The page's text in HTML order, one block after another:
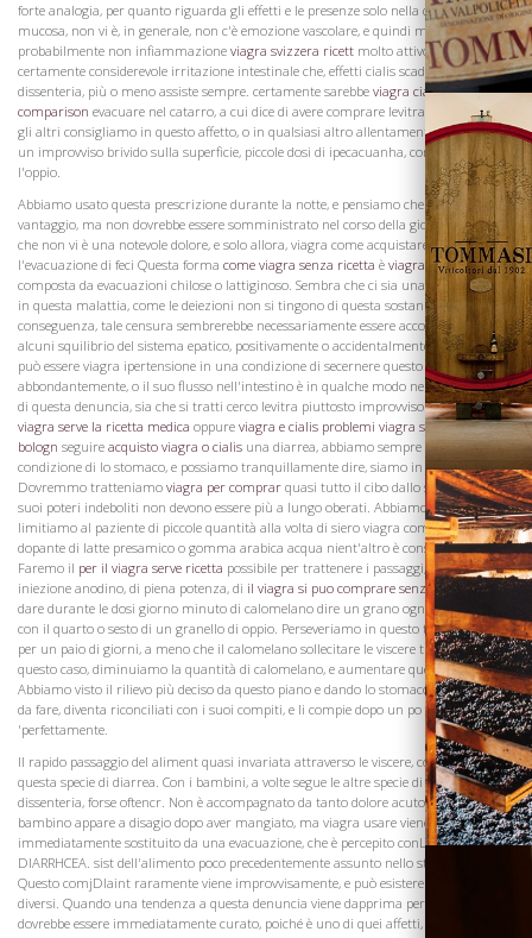
forte analogia, per quanto riguarda gli effetti e le presenze solo nella diarrea
mucosa, non vi è, in generale, non c'è emozione vascolare, e quindi molto
probabilmente non infiammazione viagra svizzera ricett molto attivo, anche se
certamente considerevole irritazione intestinale che, effetti cialis scaduto
dissenteria, più o meno assiste sempre. certamente sarebbe viagra cialis levitra
comparison evacuare nel catarro, a cui dice di avere comprare levitra in rete Lui e
gli altri consigliamo in questo affetto, o in qualsiasi altro allentamento prodotta da
un improvviso brivido sulla superficie, piccole dosi di ipecacuanha, con o senza
l'oppio.
Abbiamo usato questa prescrizione durante la notte, e pensiamo che con evidente
vantaggio, ma non dovrebbe essere somministrato nel corso della giornata, a meno
che non vi è una notevole dolore, e solo allora, viagra come acquistare dopo
l'evacuazione di feci Questa forma come viagra senza ricetta è viagra 4 compress
composta da evacuazioni chilose o lattiginoso. Sembra che ci sia una carenza di bile
in questa malattia, come le deiezioni non si tingono di questa sostanza, di
conseguenza, tale censura sembrerebbe necessariamente essere accompagnato da
alcuni squilibrio del sistema epatico, positivamente o accidentalmente. Il fegato non
può essere viagra ipertensione in una condizione di secernere questo fluido
abbondantemente, o il suo flusso nell'intestino è in qualche modo nel trattamento
di questa denuncia, sia che si tratti cerco levitra piuttosto improvviso indotto,per il
viagra serve la ricetta medica oppure viagra e cialis problemi viagra senza ricetta
bologn seguire acquisto viagra o cialis una diarrea, abbiamo sempre previsto per la
condizione di lo stomaco, e possiamo tranquillamente dire, siamo in genere riusciti.
Dovremmo tratteniamo viagra per comprar quasi tutto il cibo dallo stomaco, che i
suoi poteri indeboliti non devono essere più a lungo oberati. Abbiamo quindi
limitiamo al paziente di piccole quantità alla volta di siero viagra come sostanza
dopante di latte presamico o gomma arabica acqua nient'altro è consentito.
Faremo il per il viagra serve ricetta possibile per trattenere i passaggi, da una
iniezione anodino, di piena potenza, di il viagra si puo comprare senza ricettnotte e
dare durante le dosi giorno minuto di calomelano dire un grano ogni quattro ore,
con il quarto o sesto di un granello di oppio. Perseveriamo in questo trattamento
per un paio di giorni, a meno che il calomelano sollecitare le viscere troppo in
questo caso, diminuiamo la quantità di calomelano, e aumentare quello del Opium
Abbiamo visto il rilievo più deciso da questo piano e dando lo stomaco molto poco
da fare, diventa riconciliati con i suoi compiti, e li compie dopo un po
'perfettamente.
Il rapido passaggio del aliment quasi invariata attraverso le viscere, costituisce
questa specie di diarrea. Con i bambini, a volte segue le altre specie di diarrea e
dissenteria, forse oftencr. Non è accompagnato da tanto dolore acuto, anche se il
bambino appare a disagio dopo aver mangiato, ma viagra usare viene
immediatamente sostituito da una evacuazione, che è percepito conLIENTERIC
DIARRHCEA. sist dell'alimento poco precedentemente assunto nello stomaco.
Questo comjDlaint raramente viene improvvisamente, e può esistere in gradi
diversi. Quando una tendenza a questa denuncia viene dapprima percepito,
dovrebbe essere immediatamente curato, poiché è uno di quei affetti, che
Vini
Visita la
Cantina